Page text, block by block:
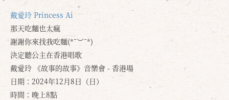
戴愛玲 Princess Ai
那天吃麵也太瘋
謝謝你來找我吃麵(*¯︶¯*)
決定聽公主在香港唱歌
戴愛玲 《故事的故事》音樂會 - 香港場
日期：2024年12月8日（日）
時間：晚上8點